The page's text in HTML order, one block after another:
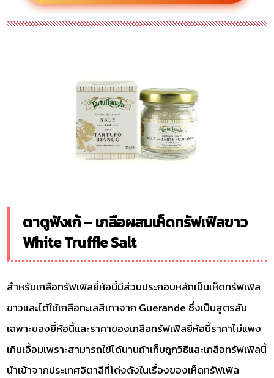
ตาตูฟังเก้ – เกลือผสมเห็ดทรัฟเฟิลขาว
White Truffle Salt
สำหรับเกลือทรัฟเฟิลยี่ห้อนี้มีส่วนประกอบหลักเป็นเห็ดทรัฟเฟิล
ขาวและได้ใช้เกลือทะเลสีเทาจาก Guerande ซึ่งเป็นสูตรลับ
เฉพาะของยี่ห้อนี้และราคาของเกลือทรัฟเฟิลยี่ห้อนี้ราคาไม่แพง
เกินเอื้อมเพราะสามารถใช้ได้นานถ้าเก็บถูกวิธีและเกลือทรัฟเฟิลนี้
นำเข้าจากประเทศอิตาลีที่โด่งดังในเรื่องของเห็ดทรัฟเฟิล